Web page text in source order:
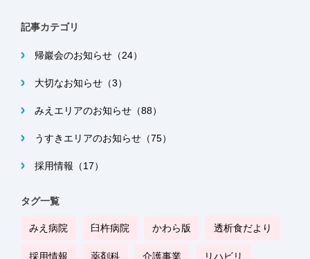
記事カテゴリ
帰巖会のお知らせ（24）
大切なお知らせ（3）
みえエリアのお知らせ（88）
うすきエリアのお知らせ（75）
採用情報（17）
タグ一覧
みえ病院 臼杵病院 かわら版 透析食だより
採用情報 薬剤科 介護事業 リハビリ